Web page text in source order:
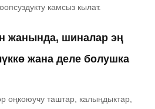
камсыз кылат.
жанында, шиналар эң
жана деле болушка
оңкоюучу таштар, калыңдыктар,